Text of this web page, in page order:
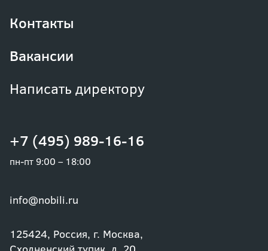
+7 (495) 989-16-16
пн-пт 9:00 – 18:00
info@nobili.ru
125424, Россия, г. Москва,
Контакты
Вакансии
Написать директору